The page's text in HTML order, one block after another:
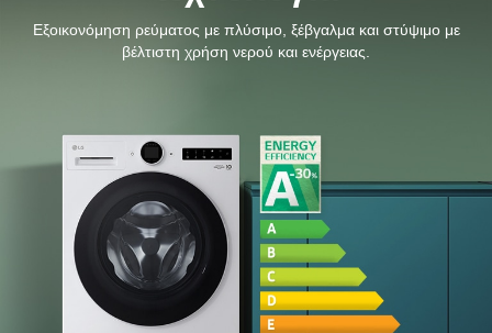
Εξοικονόμηση ρεύματος με πλύσιμο, ξέβγαλμα και στύψιμο με
βέλτιστη χρήση νερού και ενέργειας.